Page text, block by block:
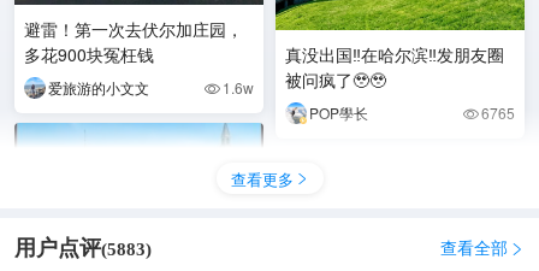
避雷！第一次去伏尔加庄园，
多花900块冤枉钱
爱旅游的小文文  1.6w
真没出国‼️在哈尔滨‼️发朋友圈
被问疯了🥹🥹
POP學长 6765
查看更多 
用户点评(5883) 查看全部 